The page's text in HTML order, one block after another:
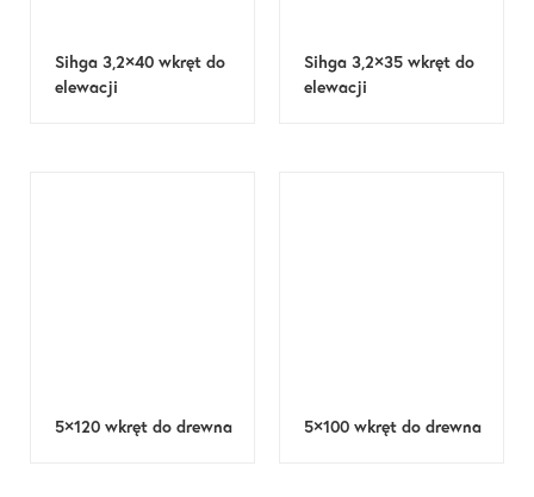
Sihga 3,2×40 wkręt do
elewacji
Sihga 3,2×35 wkręt do
elewacji
5×120 wkręt do drewna 5×100 wkręt do drewna